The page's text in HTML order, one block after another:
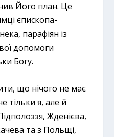
Його план. Це
єпископа-
парафіян із
допомоги
Богу.
що нічого не має
тільки я, але й
Жденієва,
та з Польщі,